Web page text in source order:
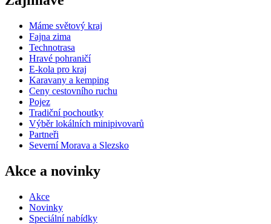
Máme světový kraj
Fajna zima
Technotrasa
Hravé pohraničí
E-kola pro kraj
Karavany a kemping
Ceny cestovního ruchu
Pojez
Tradiční pochoutky
Výběr lokálních minipivovarů
Partneři
Severní Morava a Slezsko
Akce a novinky
Akce
Novinky
Speciální nabídky